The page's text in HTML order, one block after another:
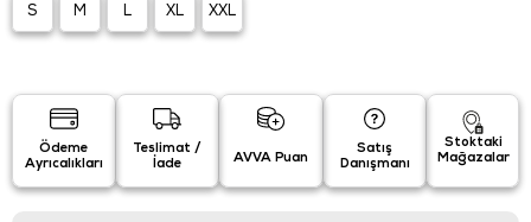
S M L XL XXL
Ödeme
Ayrıcalıkları
Teslimat /
İade
AVVA Puan
Satış
Danışmanı
Stoktaki
Mağazalar